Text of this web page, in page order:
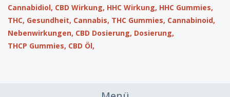
Cannabidiol, CBD Wirkung, HHC Wirkung, HHC Gummies,
THC, Gesundheit, Cannabis, THC Gummies, Cannabinoid,
Nebenwirkungen, CBD Dosierung, Dosierung,
THCP Gummies, CBD Öl,